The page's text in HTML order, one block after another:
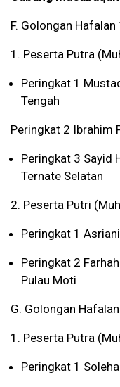
F. Golongan
1. Peserta Putra
Peringkat 1
Tengah
Peringkat 2 Ibrahim
Peringkat 3 Sayid
Ternate Selatan
2. Peserta Putri
Peringkat 1
Peringkat 2
Pulau Moti
G. Golongan
1. Peserta Putra
Peringkat 1